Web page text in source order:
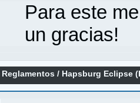
Para este
un gracias!
Reglamentos / Hapsburg Eclipse